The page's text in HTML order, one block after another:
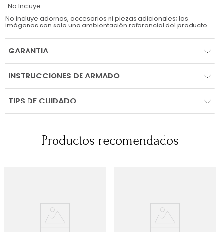
No Incluye
No incluye adornos, accesorios ni piezas adicionales; las
imágenes son solo una ambientación referencial del producto.
GARANTIA
INSTRUCCIONES DE ARMADO
TIPS DE CUIDADO
Productos recomendados